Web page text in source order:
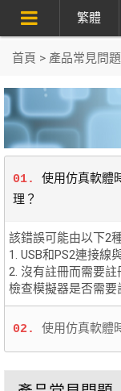
首頁 > 產品常見問題
01. 使用仿真軟體
理？
該錯誤可能由以下2
1. USB和PS2連接線
2. 沒有註冊而需要
檢查模擬器是否需要
02. 使用仿真軟體
繁體